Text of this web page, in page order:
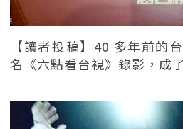
【讀者投稿】40 多年前的
名《六點看台視》錄影，成